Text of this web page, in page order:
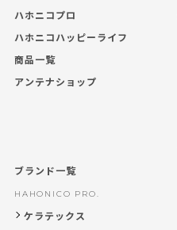
ハホニコプロ
ハホニコハッピーライフ
商品一覧
アンテナショップ
ブランド一覧
HAHONICO PRO.
ケラテックス